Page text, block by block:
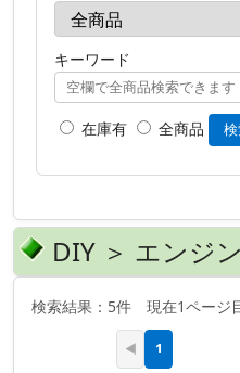
キーワード
在庫有 全商品
DIY ＞ エンジ
検索結果：5件 現在1ページ
◀ 1